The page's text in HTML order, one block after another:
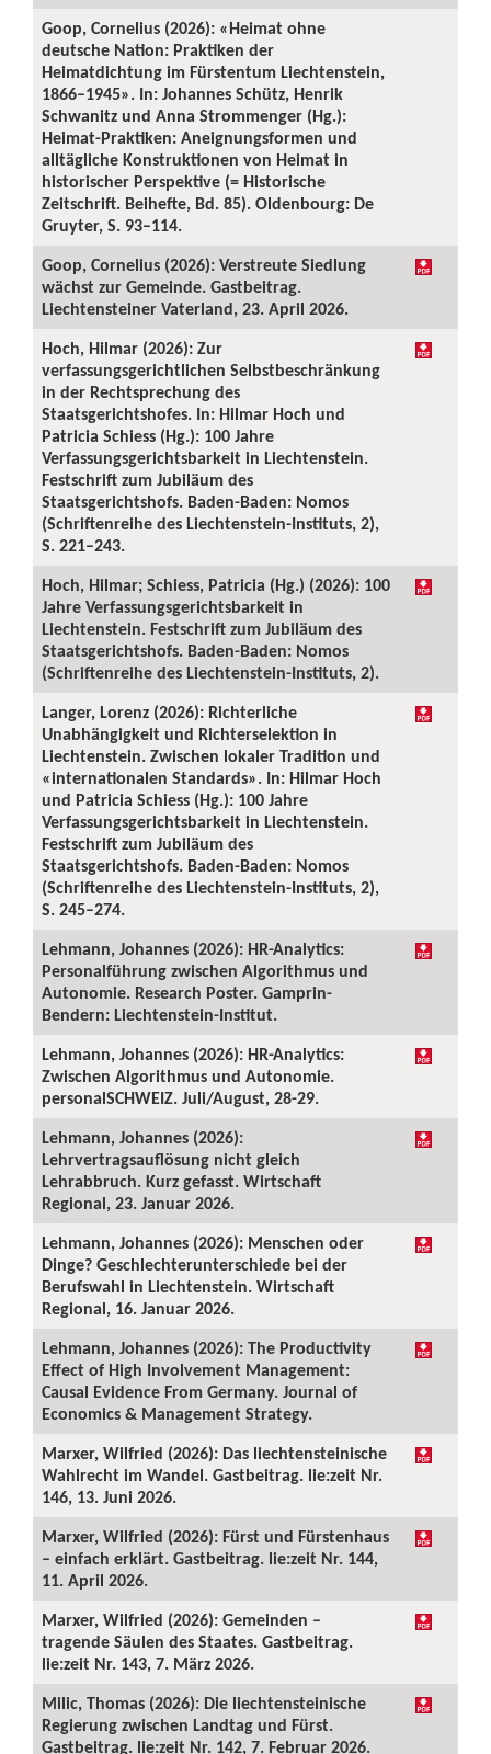
Goop, Cornelius (2026): «Heimat ohne
deutsche Nation: Praktiken der
Heimatdichtung im Fürstentum Liechtenstein,
1866–1945». In: Johannes Schütz, Henrik
Schwanitz und Anna Strommenger (Hg.):
Heimat-Praktiken: Aneignungsformen und
alltägliche Konstruktionen von Heimat in
historischer Perspektive (= Historische
Zeitschrift. Beihefte, Bd. 85). Oldenbourg: De
Gruyter, S. 93–114.
Goop, Cornelius (2026): Verstreute Siedlung
wächst zur Gemeinde. Gastbeitrag.
Liechtensteiner Vaterland, 23. April 2026.
Hoch, Hilmar (2026): Zur
verfassungsgerichtlichen Selbstbeschränkung
in der Rechtsprechung des
Staatsgerichtshofes. In: Hilmar Hoch und
Patricia Schiess (Hg.): 100 Jahre
Verfassungsgerichtsbarkeit in Liechtenstein.
Festschrift zum Jubiläum des
Staatsgerichtshofs. Baden-Baden: Nomos
(Schriftenreihe des Liechtenstein-Instituts, 2),
S. 221–243.
Hoch, Hilmar; Schiess, Patricia (Hg.) (2026): 100
Jahre Verfassungsgerichtsbarkeit in
Liechtenstein. Festschrift zum Jubiläum des
Staatsgerichtshofs. Baden-Baden: Nomos
(Schriftenreihe des Liechtenstein-Instituts, 2).
Langer, Lorenz (2026): Richterliche
Unabhängigkeit und Richterselektion in
Liechtenstein. Zwischen lokaler Tradition und
«internationalen Standards». In: Hilmar Hoch
und Patricia Schiess (Hg.): 100 Jahre
Verfassungsgerichtsbarkeit in Liechtenstein.
Festschrift zum Jubiläum des
Staatsgerichtshofs. Baden-Baden: Nomos
(Schriftenreihe des Liechtenstein-Instituts, 2),
S. 245–274.
Lehmann, Johannes (2026): HR-Analytics:
Personalführung zwischen Algorithmus und
Autonomie. Research Poster. Gamprin-
Bendern: Liechtenstein-Institut.
Lehmann, Johannes (2026): HR-Analytics:
Zwischen Algorithmus und Autonomie.
personalSCHWEIZ. Juli/August, 28-29.
Lehmann, Johannes (2026):
Lehrvertragsauflösung nicht gleich
Lehrabbruch. Kurz gefasst. Wirtschaft
Regional, 23. Januar 2026.
Lehmann, Johannes (2026): Menschen oder
Dinge? Geschlechterunterschiede bei der
Berufswahl in Liechtenstein. Wirtschaft
Regional, 16. Januar 2026.
Lehmann, Johannes (2026): The Productivity
Effect of High Involvement Management:
Causal Evidence From Germany. Journal of
Economics & Management Strategy.
Marxer, Wilfried (2026): Das liechtensteinische
Wahlrecht im Wandel. Gastbeitrag. lie:zeit Nr.
146, 13. Juni 2026.
Marxer, Wilfried (2026): Fürst und Fürstenhaus
– einfach erklärt. Gastbeitrag. lie:zeit Nr. 144,
11. April 2026.
Marxer, Wilfried (2026): Gemeinden –
tragende Säulen des Staates. Gastbeitrag.
lie:zeit Nr. 143, 7. März 2026.
Milic, Thomas (2026): Die liechtensteinische
Regierung zwischen Landtag und Fürst.
Gastbeitrag. lie:zeit Nr. 142, 7. Februar 2026.